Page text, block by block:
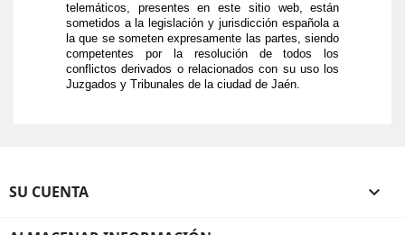
telemáticos, presentes en este sitio web, están
sometidos a la legislación y jurisdicción española a
la que se someten expresamente las partes, siendo
competentes por la resolución de todos los
conflictos derivados o relacionados con su uso los
Juzgados y Tribunales de la ciudad de Jaén.
SU CUENTA 